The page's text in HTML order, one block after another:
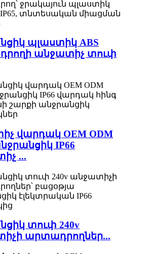
պլաստիկ ABS
անջատիչ տուփ
վարդակ OEM ODM
IP66
...
տուփ 240v
արտադրողներ...